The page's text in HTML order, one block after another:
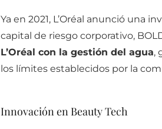
Ya en 2021, L’Oréal anunció una
capital de riesgo corporativo,
L’Oréal con la gestión del agua,
los límites establecidos por la
Innovación en Beauty Tech